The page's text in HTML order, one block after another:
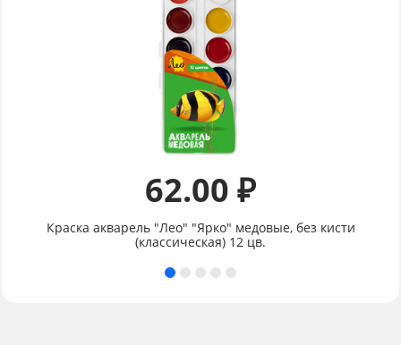
62.00 ₽
Краска акварель "Лео" "Ярко" медовые, без кисти
(классическая) 12 цв.